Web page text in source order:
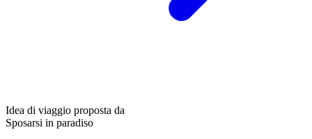
Idea di viaggio proposta da
Sposarsi in paradiso